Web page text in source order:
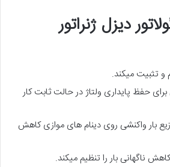
دیزل ژنراتور
و تثبیت میکند.
حفظ پایداری ولتاژ در حالت ثابت کار
بار واکنشی روی دینام های موازی کاهش
ناگهانی بار را تنظیم میکند.